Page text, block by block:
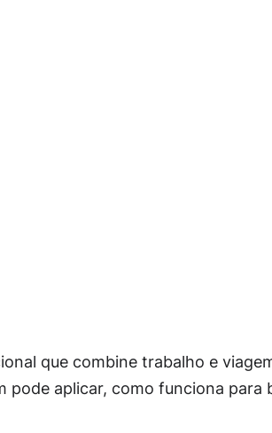
que combine trabalho e
aplicar, como funciona